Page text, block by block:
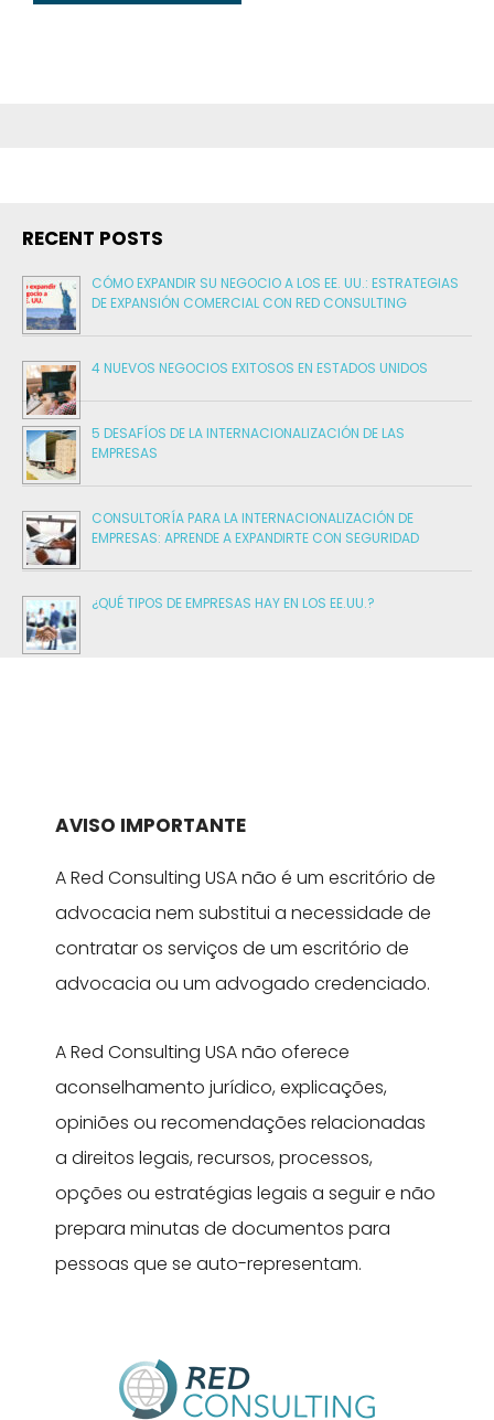
RECENT POSTS
CÓMO EXPANDIR SU NEGOCIO A LOS EE. UU.: ESTRATEGIAS
DE EXPANSIÓN COMERCIAL CON RED CONSULTING
4 NUEVOS NEGOCIOS EXITOSOS EN ESTADOS UNIDOS
5 DESAFÍOS DE LA INTERNACIONALIZACIÓN DE LAS
EMPRESAS
CONSULTORÍA PARA LA INTERNACIONALIZACIÓN DE
EMPRESAS: APRENDE A EXPANDIRTE CON SEGURIDAD
¿QUÉ TIPOS DE EMPRESAS HAY EN LOS EE.UU.?
AVISO IMPORTANTE
A Red Consulting USA não é um escritório de
advocacia nem substitui a necessidade de
contratar os serviços de um escritório de
advocacia ou um advogado credenciado.
A Red Consulting USA não oferece
aconselhamento jurídico, explicações,
opiniões ou recomendações relacionadas
a direitos legais, recursos, processos,
opções ou estratégias legais a seguir e não
prepara minutas de documentos para
pessoas que se auto-representam.